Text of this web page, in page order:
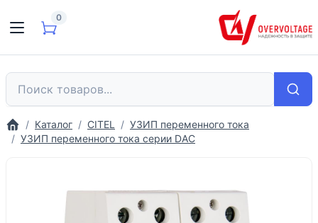
0
Каталог CITEL
УЗИП переменного тока
УЗИП переменного тока серии DAC